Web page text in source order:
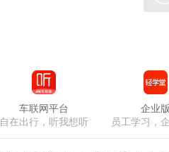
车联网平台
自在出行，听我想听
企业版
员工学习，